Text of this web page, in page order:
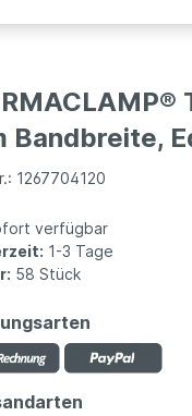
Bandbreite,
1267704120
verfügbar
1-3 Tage
58 Stück